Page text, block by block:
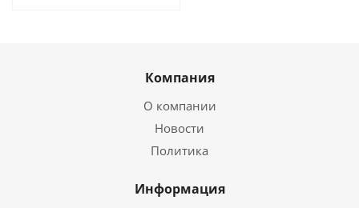
Компания
О компании
Новости
Политика
Информация